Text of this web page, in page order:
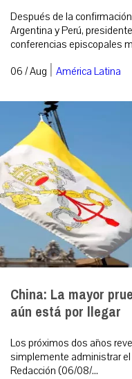
Después de la
Argentina y Perú,
conferencias episcopales
06 / Aug | América Latina
China: La mayor
aún está por llegar
Los próximos dos años
simplemente administrar
Redacción (06/08/...